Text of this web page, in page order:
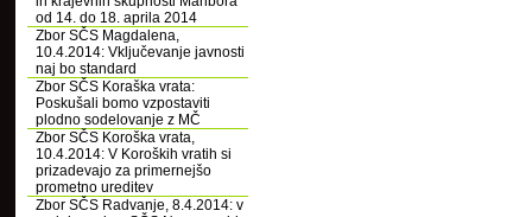
od 14. do 18. aprila 2014
Zbor SČS Magdalena,
10.4.2014: Vključevanje javnosti
naj bo standard
Zbor SČS Koraška vrata:
Poskušali bomo vzpostaviti
plodno sodelovanje z MČ
Zbor SČS Koroška vrata,
10.4.2014: V Koroških vratih si
prizadevajo za primernejšo
prometno ureditev
Zbor SČS Radvanje, 8.4.2014: v